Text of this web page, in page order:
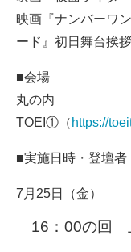
映画『ナンバーワ
ード』初日舞台挨
■会場
丸の内
TOEI①（ https://
■実施日時・登壇者
7月25日（金）
16：00の回